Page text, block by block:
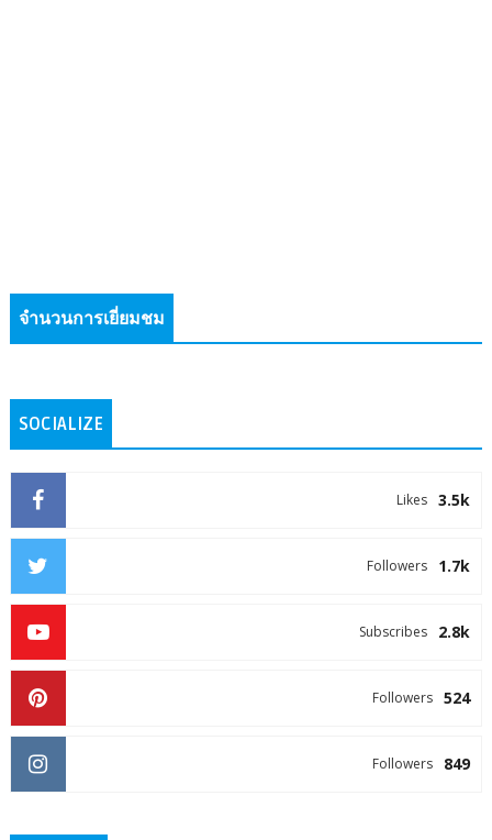
จำนวนการเยี่ยมชม
SOCIALIZE
3.5k
Likes
1.7k
Followers
2.8k
Subscribes
524
Followers
849
Followers